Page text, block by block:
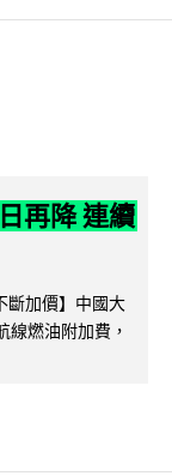
再降 連續
斷加價】中國大
線燃油附加費，